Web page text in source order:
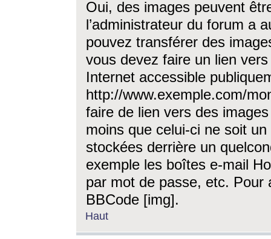
Oui, des images peuvent
l’administrateur du forum a
pouvez transférer des
vous devez faire un lien
Internet accessible
http://www.exemple.com/
faire de lien vers des
moins que celui-ci ne soit
stockées derrière un
exemple les boîtes e-mail
par mot de passe, etc. Pour
BBCode [img].
Haut